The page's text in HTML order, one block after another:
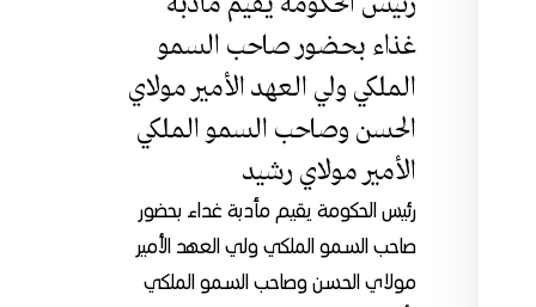
غذاء بحضور صاحب السمو
الملكي ولي العهد الأمير مولاي
الحسن وصاحب السمو الملكي
الأمير مولاي رشيد
رئيس الحكومة يقيم مأدبة غداء بحضور
صاحب السمو الملكي ولي العهد الأمير
مولاي الحسن وصاحب السمو الملكي